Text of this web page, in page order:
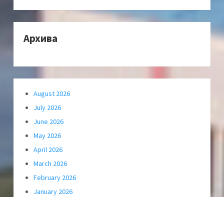
Архива
August 2026
July 2026
June 2026
May 2026
April 2026
March 2026
February 2026
January 2026